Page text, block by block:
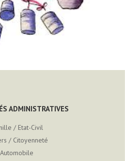
ADMINISTRATIVES
/ Etat-Civil
/ Citoyenneté
Automobile